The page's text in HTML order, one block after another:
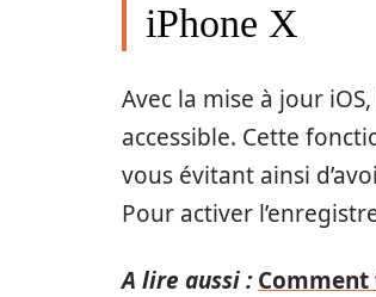
iPhone X
Avec la mise à jour
accessible. Cette
vous évitant ainsi
Pour activer
A lire aussi : Comment